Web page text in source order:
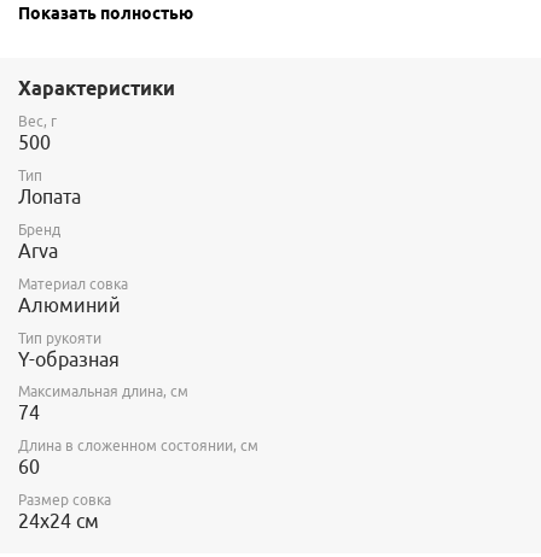
- возможность повернуть рукоять на 180 градусов (для другой
- телескопическая + разборная = компактная;
- металлический совок, что увеличивает область применения;
Специальное гофрированное лезвие было разработано чтобы
копать жесткий снег и лед.
Показать полностью
Характеристики
Вес, г
500
Тип
Лопата
Бренд
Arva
Материал совка
Алюминий
Тип рукояти
Y-образная
Максимальная длина, см
74
Длина в сложенном состоянии, см
60
Размер совка
24x24 см